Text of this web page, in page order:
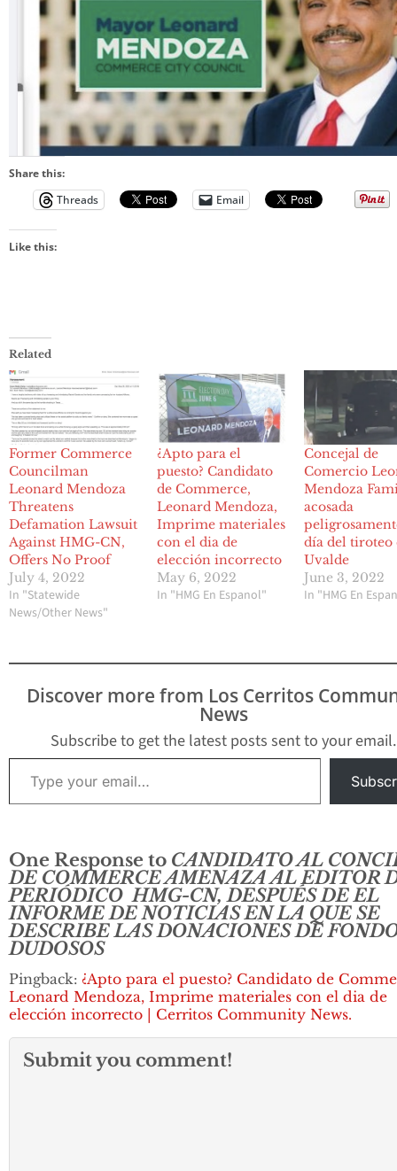
Share this:
Threads
Email
Like this:
Related
Former Commerce
Councilman
Leonard Mendoza
Threatens
Defamation Lawsuit
Against HMG-CN,
Offers No Proof
July 4, 2022
In "Statewide
News/Other News"
¿Apto para el
puesto? Candidato
de Commerce,
Leonard Mendoza,
Imprime materiales
con el dia de
elección incorrecto
May 6, 2022
In "HMG En Espanol"
Concejal de
Comercio
Mendoza
acosada
día del tiroteo
Uvalde
June 3, 2022
In "HMG En
Discover more from Los Cerritos
News
Subscribe to get the latest posts sent to your email.
Type your email…
One Response to CANDIDATO AL
DE COMMERCE AMENAZA AL EDITOR
PERIÓDICO HMG-CN, DESPUÉS DE EL
INFORME DE NOTICIAS EN LA QUE SE
DESCRIBE LAS DONACIONES DE
DUDOSOS
Pingback: ¿Apto para el puesto? Candidato de
Leonard Mendoza, Imprime materiales con el dia de
elección incorrecto | Cerritos Community News.
Submit you comment!